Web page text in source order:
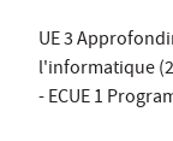
UE 3
l'informatique
- ECUE 1